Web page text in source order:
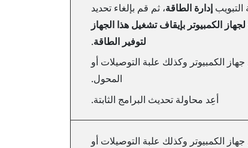
التبويبإدارة الطاقة، ثم قم بإلغاء تحديد
الكمبيوتر بإيقاف تشغيل هذا الجهاز
لتوفير الطاقة.
الكمبيوتر وكذلك علبة التوصيلات أو
المحول.
أعِد محاولة تحديث البرامج الثابتة.
الكمبيوتر وكذلك علبة التوصيلات أو